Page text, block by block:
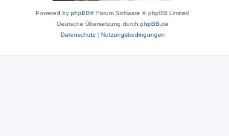
Powered by phpBB® Forum Software © phpBB Limited
Deutsche Übersetzung durch phpBB.de
Datenschutz| Nutzungsbedingungen